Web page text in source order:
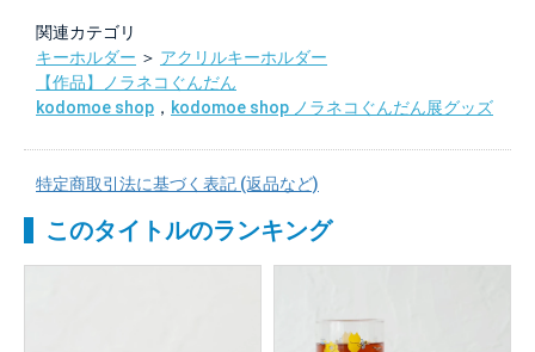
関連カテゴリ
キーホルダー ＞ アクリルキーホルダー
【作品】ノラネコぐんだん
kodomoe shop ， kodomoe shop ノラネコぐんだん展グッズ
特定商取引法に基づく表記 (返品など)
このタイトルのランキング